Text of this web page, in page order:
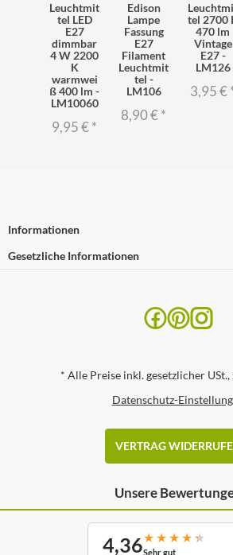
Leuchtmit
tel LED
E27
dimmbar
4 W 2200
K
warmwei
ß 400 lm -
LM10060
9,95 €*
Edison
Lampe
Fassung
E27
Filament
Leuchtmit
tel -
LM106
8,90 €*
tel 2700
470 lm
Vintage
E27 -
LM126
3,95 €
Informationen
Gesetzliche Informationen
* Alle Preise inkl. gesetzlicher USt.,
Datenschutz-
VERTRAG
Unsere
4,36★ ★ ★ ★ ★
Sehr gut